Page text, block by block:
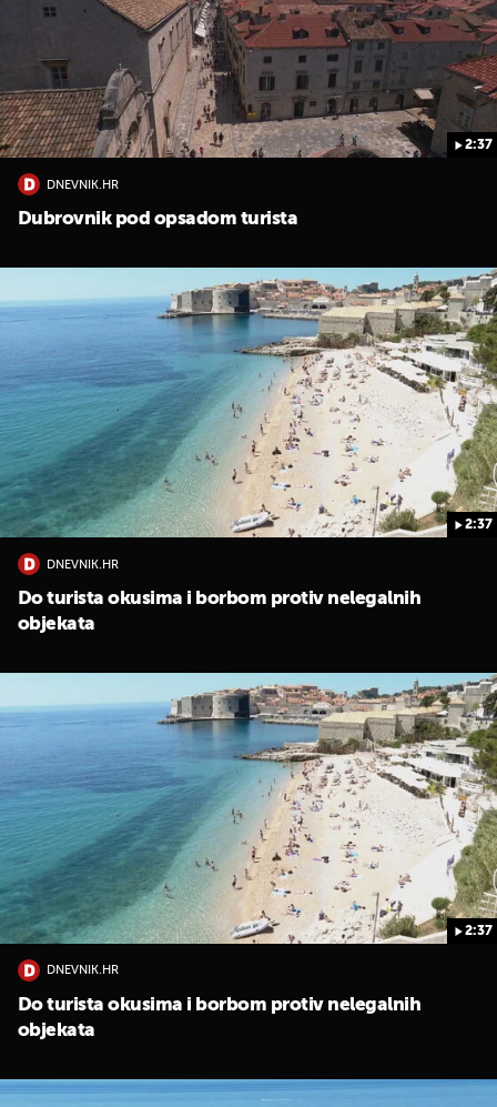
2:37
DNEVNIK.HR
Dubrovnik pod opsadom turista
2:37
DNEVNIK.HR
Do turista okusima i borbom protiv nelegalnih
objekata
2:37
DNEVNIK.HR
Do turista okusima i borbom protiv nelegalnih
objekata